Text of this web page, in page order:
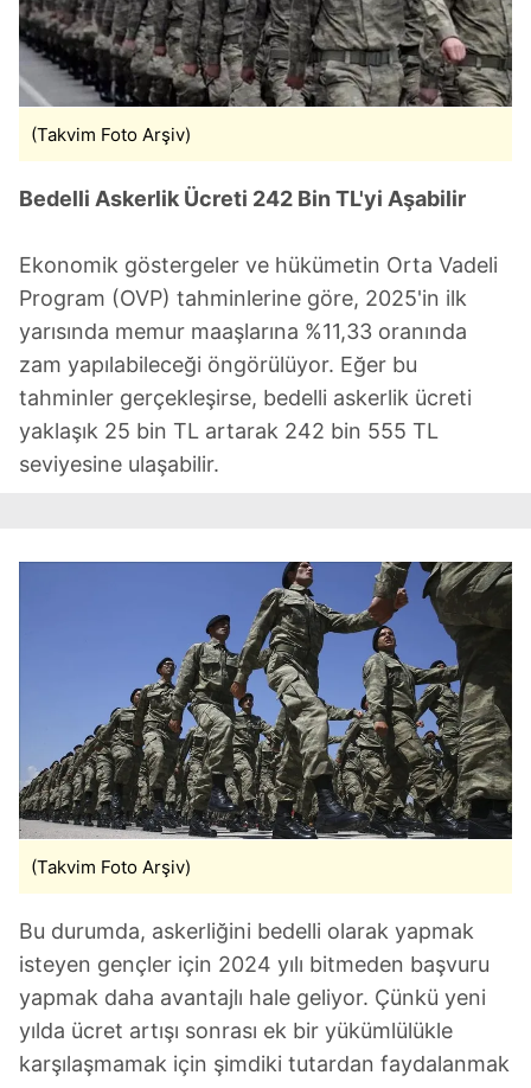
(Takvim Foto Arşiv)
Bedelli Askerlik Ücreti 242 Bin TL'yi Aşabilir
Ekonomik göstergeler ve hükümetin Orta Vadeli
Program (OVP) tahminlerine göre, 2025'in ilk
yarısında memur maaşlarına %11,33 oranında
zam yapılabileceği öngörülüyor. Eğer bu
tahminler gerçekleşirse, bedelli askerlik ücreti
yaklaşık 25 bin TL artarak 242 bin 555 TL
seviyesine ulaşabilir.
(Takvim Foto Arşiv)
Bu durumda, askerliğini bedelli olarak yapmak
isteyen gençler için 2024 yılı bitmeden başvuru
yapmak daha avantajlı hale geliyor. Çünkü yeni
yılda ücret artışı sonrası ek bir yükümlülükle
karşılaşmamak için şimdiki tutardan faydalanmak